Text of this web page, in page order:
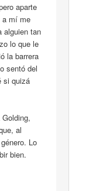
aparte
a mí me
alguien tan
lo que le
la barrera
sentó del
si quizá
al
Lo
bien.